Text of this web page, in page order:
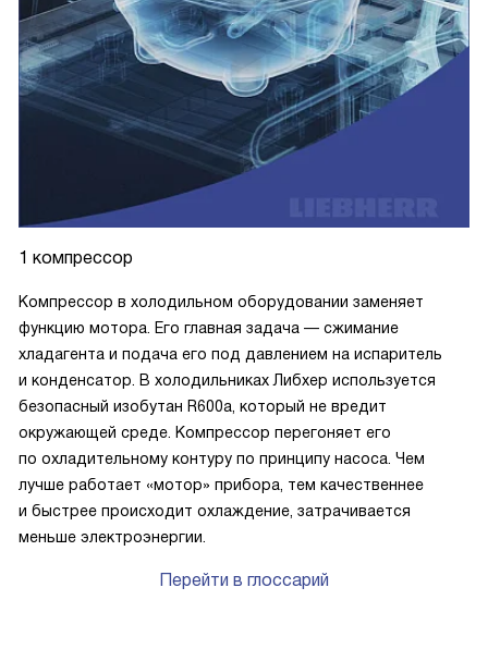
1 компрессор
Компрессор в холодильном оборудовании заменяет
функцию мотора. Его главная задача — сжимание
хладагента и подача его под давлением на испаритель
и конденсатор. В холодильниках Либхер используется
безопасный изобутан R600a, который не вредит
окружающей среде. Компрессор перегоняет его
по охладительному контуру по принципу насоса. Чем
лучше работает «мотор» прибора, тем качественнее
и быстрее происходит охлаждение, затрачивается
меньше электроэнергии.
Перейти в глоссарий